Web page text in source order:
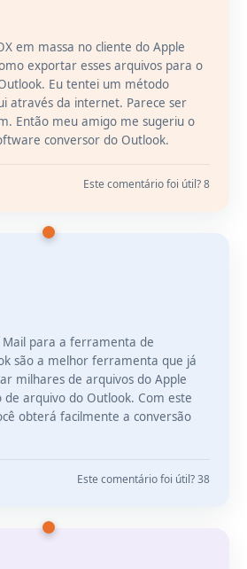
em massa no cliente do Apple
exportar esses arquivos para o
Eu tentei um método
através da internet. Parece ser
Então meu amigo me sugeriu o
conversor do Outlook.
Este comentário foi útil? 8
Mail para a ferramenta de
são a melhor ferramenta que já
milhares de arquivos do Apple
arquivo do Outlook. Com este
obterá facilmente a conversão
Este comentário foi útil? 38